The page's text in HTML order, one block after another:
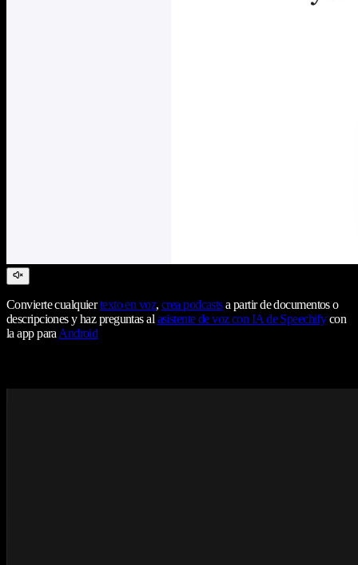
Convierte cualquiertexto en voz, crea podcastsa partir de documentos o
descripciones y haz preguntas alasistente de voz con IA de Speechifycon
la app paraAndroid